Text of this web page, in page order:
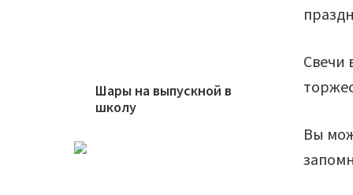
Свечи
Вы
Шары на выпускной в
школу